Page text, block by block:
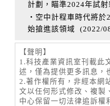
計劃，瞄準2024年試
‧空中計程車時代將於
始搶進該領域 (2022/
【聲明】
1.科技產業資訊室刊載此
述，僅為提供更多訊息，
2.著作權所有，非經本網
文以任何形式修改、複製
中心保留一切法律追訴權